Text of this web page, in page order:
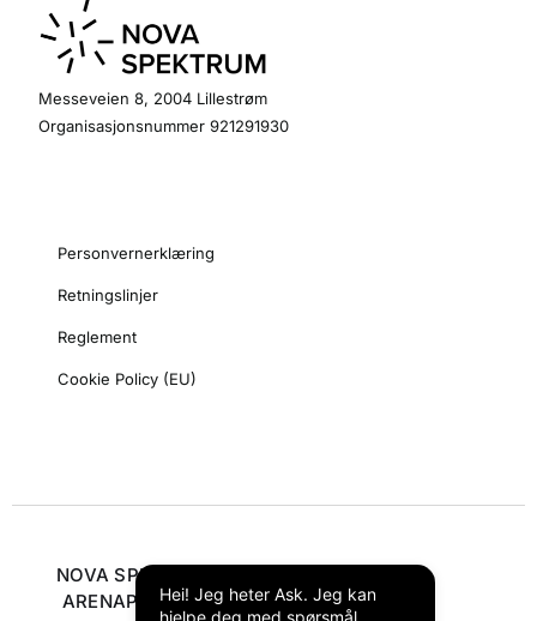
Messeveien 8, 2004 Lillestrøm
Organisasjonsnummer 921291930
Personvernerklæring
Retningslinjer
Reglement
Cookie Policy (EU)
NOVA SPEKTRUM
ARENAPARTNERHei! Jeg heter Ask. Jeg kan
hjelpe deg med spørsmål,